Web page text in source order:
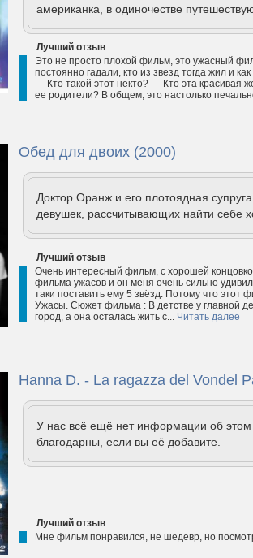
американка, в одиночестве
Лучший отзыв
Это не просто плохой фильм, это ужасный
постоянно гадали, кто из звезд тогда жил и
— Кто такой этот некто? — Кто эта красивая
ее родители? В общем, это настолько
Обед для двоих (2000)
Доктор Оранж и его плотоядная
девушек, рассчитывающих найти себе
Лучший отзыв
Очень интересный фильм, с хорошей
фильма ужасов и он меня очень сильно
таки поставить ему 5 звёзд. Потому что
Ужасы. Сюжет фильма : В детстве у главной
город, а она осталась жить с... Читать далее
Hanna D. - La ragazza del Vondel
У нас всё ещё нет информации об
благодарны, если вы её добавите.
Лучший отзыв
Мне фильм понравился, не шедевр, но